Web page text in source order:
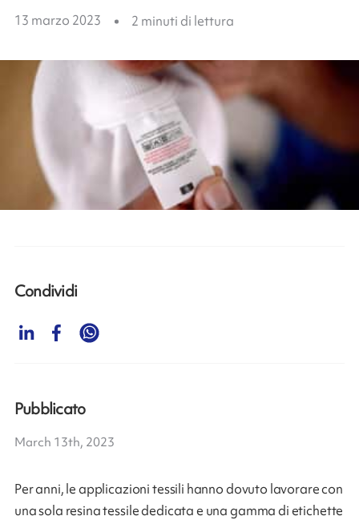
13 marzo 2023 2 minuti di lettura
Per anni, le applicazioni tessili hanno dovuto lavorare con
una sola resina tessile dedicata e una gamma di etichette
Condividi
Pubblicato
March 13th, 2023